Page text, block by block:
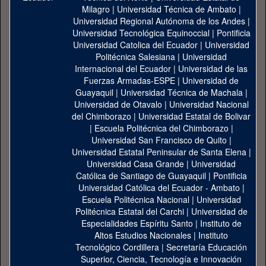
Milagro | Universidad Técnica de Ambato |
Universidad Regional Autónoma de los Andes|
Universidad Tecnológica Equinoccial| Pontificia
Universidad Catolica del Ecuador | Universidad
Politécnica Salesiana | Universidad
Internacional del Ecuador | Universidad de las
Fuerzas Armadas-ESPE | Universidad de
Guayaquil| Universidad Técnica de Machala|
Universidad de Otavalo | Universidad Nacional
del Chimborazo | Universidad Estatal de Bolivar
| Escuela Politécnica del Chimborazo |
Universidad San Francisco de Quito |
Universidad Estatal Peninsular de Santa Elena|
Universidad Casa Grande | Universidad
Católica de Santiago de Guayaquil| Pontificia
Universidad Católica del Ecuador - Ambato |
Escuela Politécnica Nacional| Universidad
Politécnica Estatal del Carchi| Universidad de
Especialidades Espíritu Santo | Instituto de
Altos Estudios Nacionales | Instituto
Tecnológico Cordillera | Secretaría Educación
Superior, Ciencia, Tecnología e Innovación